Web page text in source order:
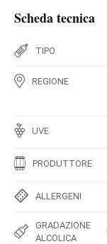
Scheda tecnica
TIPO
REGIONE
UVE
PRODUTTORE
ALLERGENI
GRADAZIONE
ALCOLICA